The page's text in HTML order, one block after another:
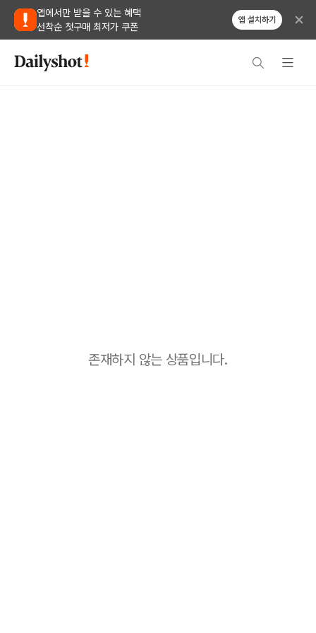
앱에서만 받을 수 있는 혜택
선착순 첫구매 최저가 쿠폰
앱 설치하기
존재하지 않는 상품입니다.